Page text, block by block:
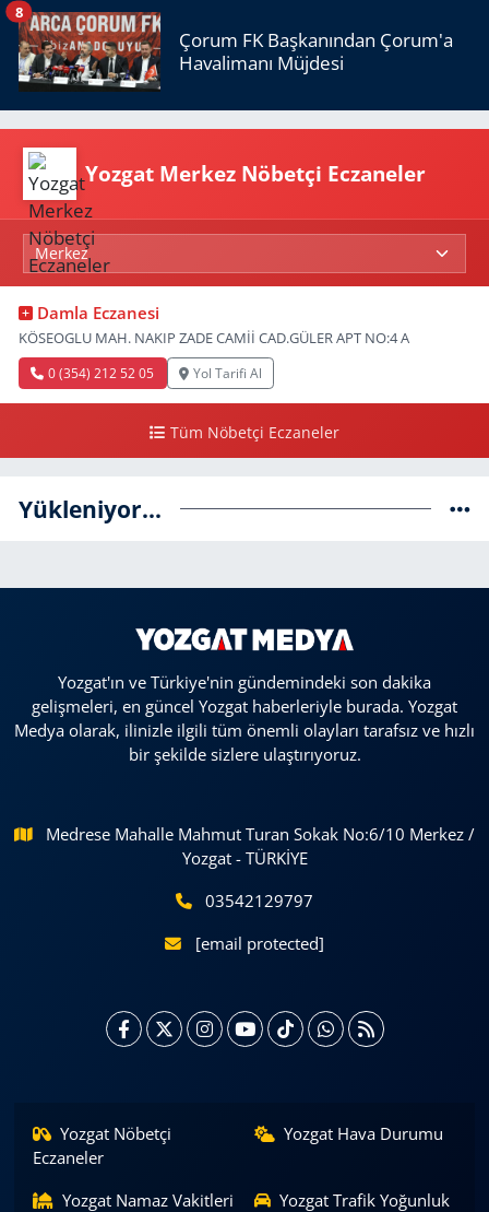
Çorum FK Başkanından Çorum'a
Havalimanı Müjdesi
8
Yozgat Merkez Nöbetçi Eczaneler
Damla Eczanesi
KÖSEOGLU MAH. NAKIP ZADE CAMİİ CAD.GÜLER APT NO:4 A
0 (354) 212 52 05 Yol Tarifi Al
Tüm Nöbetçi Eczaneler
Yükleniyor...
Yozgat'ın ve Türkiye'nin gündemindeki son dakika
gelişmeleri, en güncel Yozgat haberleriyle burada. Yozgat
Medya olarak, ilinizle ilgili tüm önemli olayları tarafsız ve hızlı
bir şekilde sizlere ulaştırıyoruz.
Medrese Mahalle Mahmut Turan Sokak No:6/10 Merkez /
Yozgat - TÜRKİYE
03542129797
[email protected]
Yozgat Nöbetçi
Eczaneler
Yozgat Hava Durumu
Yozgat Namaz Vakitleri
Yozgat Trafik Yoğunluk